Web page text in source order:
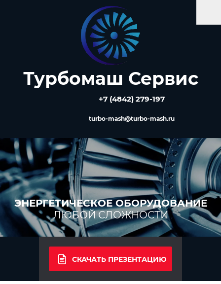
Турбомаш Сервис
+7 (4842) 279-197
turbo-mash@turbo-mash.ru
ЭНЕРГЕТИЧЕСКОЕ ОБОРУДОВАНИЕ
ЛЮБОЙ СЛОЖНОСТИ
СКАЧАТЬ ПРЕЗЕНТАЦИЮ